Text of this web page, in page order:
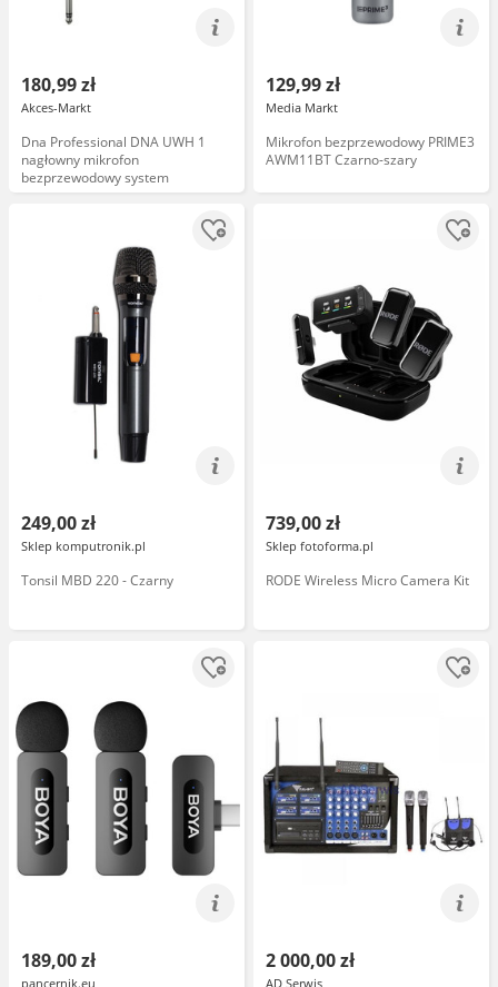
180,99 zł
Akces-Markt
Dna Professional DNA UWH 1
nagłowny mikrofon
bezprzewodowy system
129,99 zł
Media Markt
Mikrofon bezprzewodowy PRIME3
AWM11BT Czarno-szary
249,00 zł
Sklep komputronik.pl
Tonsil MBD 220 - Czarny
739,00 zł
Sklep fotoforma.pl
RODE Wireless Micro Camera Kit
189,00 zł
pancernik.eu
2 000,00 zł
AD Serwis